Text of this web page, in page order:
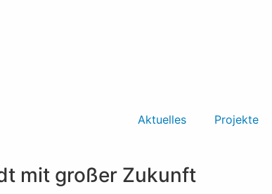
Aktuelles Projekte
mit großer Zukunft